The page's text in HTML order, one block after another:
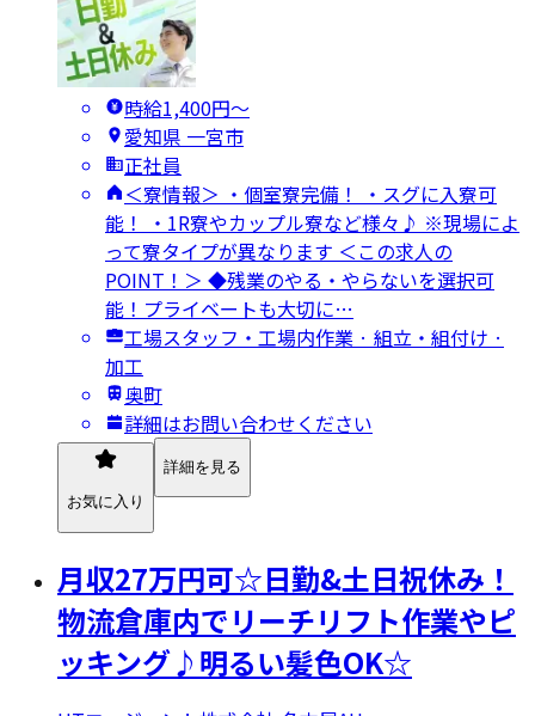
時給1,400円〜
愛知県 一宮市
正社員
＜寮情報＞ ・個室寮完備！ ・スグに入寮可
能！ ・1R寮やカップル寮など様々♪ ※現場によ
って寮タイプが異なります ＜この求人の
POINT！＞ ◆残業のやる・やらないを選択可
能！プライベートも大切に…
工場スタッフ・工場内作業 · 組立・組付け ·
加工
奥町
詳細はお問い合わせください
お気に入り
詳細を見る
月収27万円可☆日勤&土日祝休み！
物流倉庫内でリーチリフト作業やピ
ッキング♪明るい髪色OK☆